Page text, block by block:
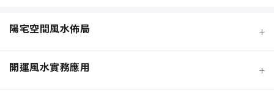
陽宅空間風水佈局 +
開運風水實務應用 +